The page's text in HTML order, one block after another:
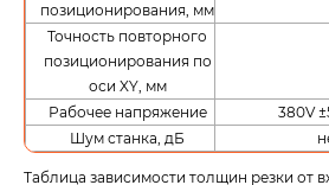
позиционирования, мм
Точность повторного
позиционирования по
оси XY, мм
Рабочее напряжение
380V
Шум станка, дБ
Таблица зависимости толщин резки от